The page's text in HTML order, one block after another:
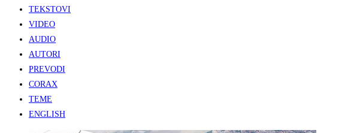
TEKSTOVI
VIDEO
AUDIO
AUTORI
PREVODI
CORAX
TEME
ENGLISH